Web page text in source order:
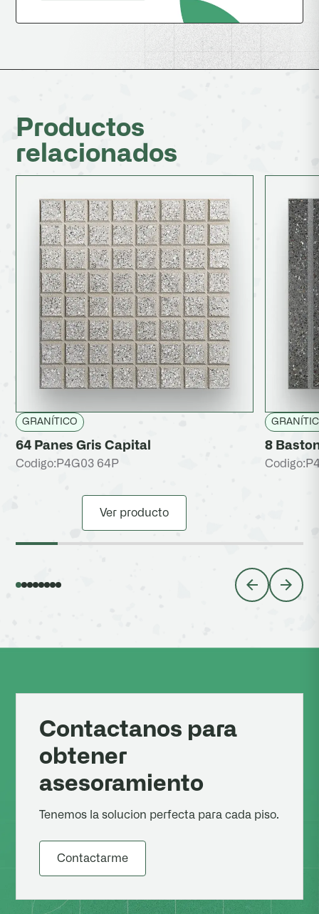
Productos
relacionados
GRANÍTICO
64 Panes Gris Capital
Codigo: P4G03 64P
Ver producto
8
Codigo:
Contactanos para
obtener
asesoramiento
Tenemos la solucion perfecta para cada piso.
Contactarme